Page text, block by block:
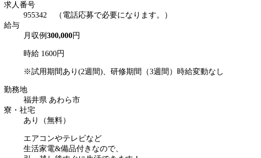
求人番号
955342 （電話応募で必要になります。）
給与
月収例300,000円
時給 1600円
※試用期間あり(2週間)、研修期間（3週間）時給変動なし
勤務地
福井県 あわら市
寮・社宅
あり（無料）
エアコンやテレビなど
生活家電&備品付きなので、